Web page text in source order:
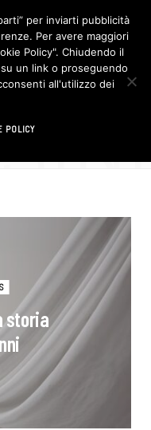
F
c
e
b
o
I
n
s
t
storia
per inviarti pubblicità
Per avere maggiori
Policy". Chiudendo il
un link o proseguendo
all'utilizzo dei
POLICY